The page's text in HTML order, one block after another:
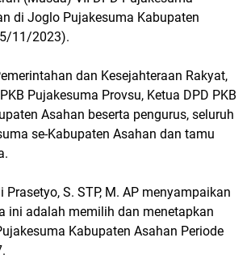
di Joglo Pujakesuma Kabupaten
11/2023).
dan Kesejahteraan Rakyat,
Pujakesuma Provsu, Ketua DPD PKB
Asahan beserta pengurus, seluruh
se-Kabupaten Asahan dan tamu
Prasetyo, S. STP, M. AP menyampaikan
ini adalah memilih dan menetapkan
Kabupaten Asahan Periode